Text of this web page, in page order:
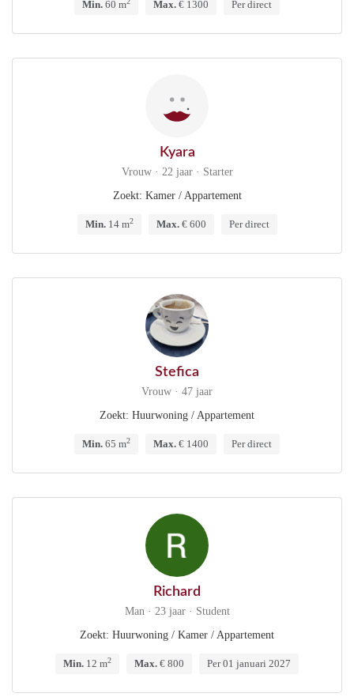
Min. 60 m Max. € 1300 Per direct
Kyara
Vrouw · 22 jaar · Starter
Zoekt: Kamer / Appartement
Min.14 m2 Max.€ 600 Per direct
Stefica
Vrouw · 47 jaar
Zoekt: Huurwoning / Appartement
Min. 65 m2 Max. € 1400 Per direct
Richard
Man · 23 jaar · Student
Zoekt: Huurwoning / Kamer / Appartement
Min. 12 m2 Max. € 800 Per 01 januari 2027